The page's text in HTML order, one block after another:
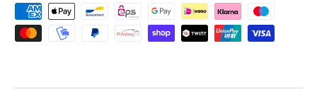
Zahlungsmethoden